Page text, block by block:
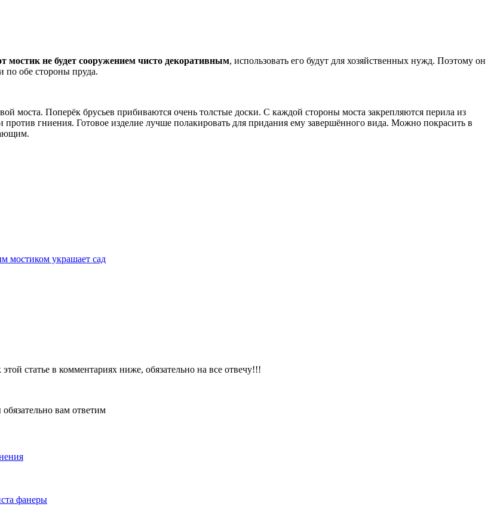
мостик не будет сооружением чисто декоративным, использовать его будут для хозяйственных нужд. Поэтому он
по обе стороны пруда.
моста. Поперёк брусьев прибиваются очень толстые доски. С каждой стороны моста закрепляются перила из
против гниения. Готовое изделие лучше полакировать для придания ему завершённого вида. Можно покрасить в
мостиком украшает сад
статье в комментариях ниже, обязательно на все отвечу!!!
вам ответим
фанеры